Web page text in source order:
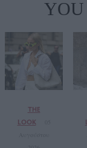
THE
LOOK